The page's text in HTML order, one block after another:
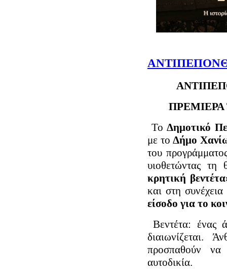
ΠΡΕΜΙΕΡΑ
Το Δημοτικό
με το Δήμο
του
υιοθετώντας τη
κρητική
και στη
είσοδο για το
Βεντέτα: ένας
διαιωνίζεται.
προσπαθούν να
αυτοδικία.